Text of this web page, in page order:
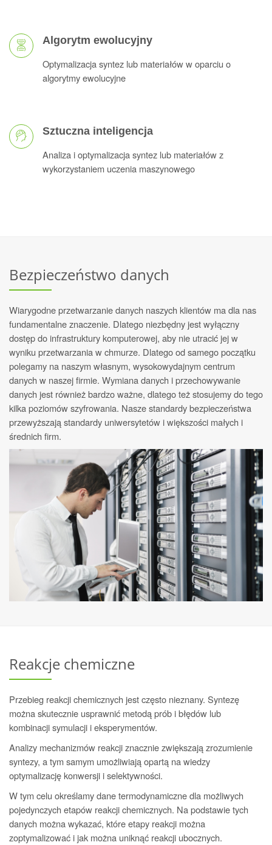
Algorytm ewolucyjny
Optymalizacja syntez lub materiałów w oparciu o
algorytmy ewolucyjne
Sztuczna inteligencja
Analiza i optymalizacja syntez lub materiałów z
wykorzystaniem uczenia maszynowego
Bezpieczeństwo danych
Wiarygodne przetwarzanie danych naszych klientów ma dla nas
fundamentalne znaczenie. Dlatego niezbędny jest wyłączny
dostęp do infrastruktury komputerowej, aby nie utracić jej w
wyniku przetwarzania w chmurze. Dlatego od samego początku
polegamy na naszym własnym, wysokowydajnym centrum
danych w naszej firmie. Wymiana danych i przechowywanie
danych jest również bardzo ważne, dlatego też stosujemy do tego
kilka poziomów szyfrowania. Nasze standardy bezpieczeństwa
przewyższają standardy uniwersytetów i większości małych i
średnich firm.
Reakcje chemiczne
Przebieg reakcji chemicznych jest często nieznany. Syntezę
można skutecznie usprawnić metodą prób i błędów lub
kombinacji symulacji i eksperymentów.
Analizy mechanizmów reakcji znacznie zwiększają zrozumienie
syntezy, a tym samym umożliwiają opartą na wiedzy
optymalizację konwersji i selektywności.
W tym celu określamy dane termodynamiczne dla możliwych
pojedynczych etapów reakcji chemicznych. Na podstawie tych
danych można wykazać, które etapy reakcji można
zoptymalizować i jak można uniknąć reakcji ubocznych.